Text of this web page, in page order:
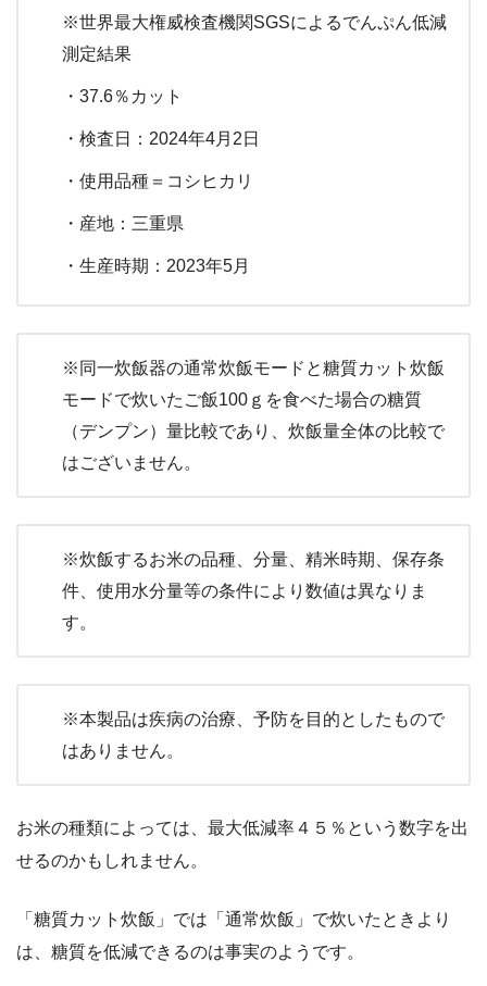
※世界最大権威検査機関SGSによるでんぷん低減
測定結果
・37.6％カット
・検査日：2024年4月2日
・使用品種＝コシヒカリ
・産地：三重県
・生産時期：2023年5月
※同一炊飯器の通常炊飯モードと糖質カット炊飯
モードで炊いたご飯100ｇを食べた場合の糖質
（デンプン）量比較であり、炊飯量全体の比較で
はございません。
※炊飯するお米の品種、分量、精米時期、保存条
件、使用水分量等の条件により数値は異なりま
す。
※本製品は疾病の治療、予防を目的としたもので
はありません。
お米の種類によっては、最大低減率４５％という数字を出
せるのかもしれません。
「糖質カット炊飯」では「通常炊飯」で炊いたときより
は、糖質を低減できるのは事実のようです。